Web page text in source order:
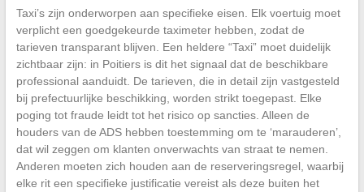
Taxi’s zijn onderworpen aan specifieke eisen. Elk voertuig moet
verplicht een goedgekeurde taximeter hebben, zodat de
tarieven transparant blijven. Een heldere “Taxi” moet duidelijk
zichtbaar zijn: in Poitiers is dit het signaal dat de beschikbare
professional aanduidt. De tarieven, die in detail zijn vastgesteld
bij prefectuurlijke beschikking, worden strikt toegepast. Elke
poging tot fraude leidt tot het risico op sancties. Alleen de
houders van de ADS hebben toestemming om te ‘marauderen’,
dat wil zeggen om klanten onverwachts van straat te nemen.
Anderen moeten zich houden aan de reserveringsregel, waarbij
elke rit een specifieke justificatie vereist als deze buiten het